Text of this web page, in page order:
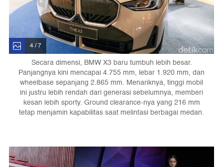
4 / 7
Secara dimensi, BMW X3 baru tumbuh lebih besar.
Panjangnya kini mencapai 4.755 mm, lebar 1.920 mm, dan
wheelbase sepanjang 2.865 mm. Menariknya, tinggi mobil
ini justru lebih rendah dari generasi sebelumnya, memberi
kesan lebih sporty. Ground clearance-nya yang 216 mm
tetap menjamin kapabilitas saat melintasi berbagai medan.